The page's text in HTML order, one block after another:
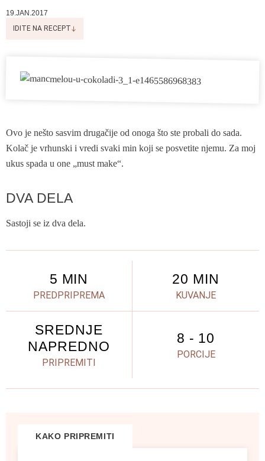
19.JAN.2017
IDITE NA RECEPT
Ovo je nešto sasvim drugačije od onoga što ste probali do sada.
Kolač je vrhunski i vredi svaki min koji se posvetite njemu. Za moj
ukus spada u one „must make“.
DVA DELA
Sastoji se iz dva dela.
5 MIN
PREDPRIPREMA
20 MIN
KUVANJE
SREDNJE
NAPREDNO
PRIPREMITI
8 - 10
PORCIJE
KAKO PRIPREMITI